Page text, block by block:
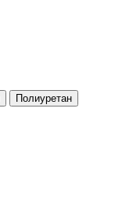
Полиуретан